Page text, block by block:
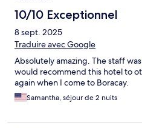
10/10 Exceptionnel
8 sept. 2025
Traduire avec Google
Absolutely amazing. The staff
would recommend this hotel to
again when I come to Boracay.
Samantha, séjour de 2 nuits